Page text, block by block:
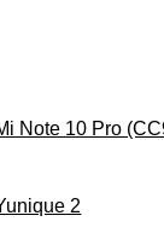
Note 10 Pro
2